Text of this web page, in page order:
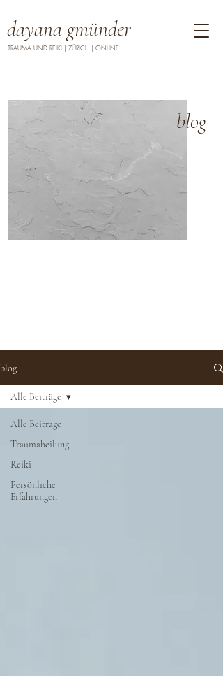
TRAUMA UND REIKI | ZÜRICH | ONLINE
dayana gmünder
blog
blog
Alle Beiträge
Traumaheilung
Reiki
Persönliche
Erfahrungen
Alle Beiträge